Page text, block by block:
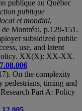
publique au Québec
publique
et mondial,
de Montréal, p.129-151.
subsidized public
use, and latent
XX(X): XX-XX.
On the complexity
pedestrians, timing and
Part A: Policy